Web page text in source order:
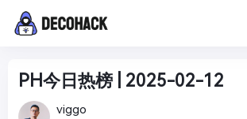
PH今日热榜 | 2025-02-12
viggo